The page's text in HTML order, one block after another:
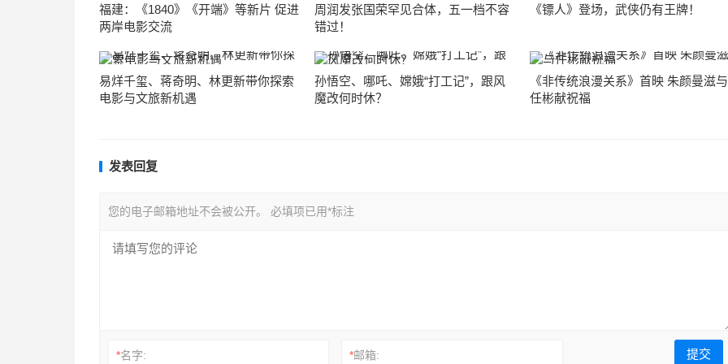
福建：《1840》《开端》等新片 促进
两岸电影交流
周润发张国荣罕见合体，五一档不容
错过！
《镖人》登场，武侠仍有王牌！
易烊千玺、蒋奇明、林更新带你探索
电影与文旅新机遇
孙悟空、哪吒、嫦娥“打工记”，跟风
魔改何时休？
《非传统浪漫关系》首映 朱颜曼滋与
任彬献祝福
发表回复
您的电子邮箱地址不会被公开。 必填项已用*标注
*名字: *邮箱: